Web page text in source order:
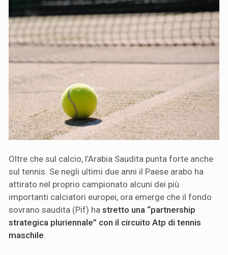
Oltre che sul calcio, l’Arabia Saudita punta forte anche
sul tennis. Se negli ultimi due anni il Paese arabo ha
attirato nel proprio campionato alcuni dei più
importanti calciatori europei, ora emerge che il fondo
sovrano saudita (Pif) ha stretto una “partnership
strategica pluriennale” con il circuito Atp di tennis
maschile